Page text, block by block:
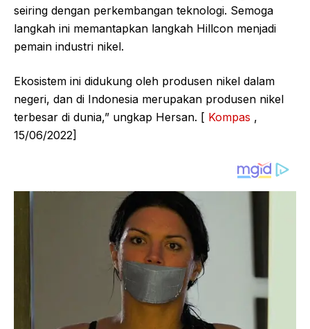
seiring dengan perkembangan teknologi. Semoga
langkah ini memantapkan langkah Hillcon menjadi
pemain industri nikel.
Ekosistem ini didukung oleh produsen nikel dalam
negeri, dan di Indonesia merupakan produsen nikel
terbesar di dunia,” ungkap Hersan. [ Kompas ,
15/06/2022]